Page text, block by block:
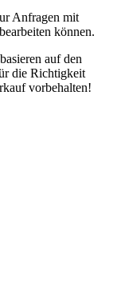
Anfragen mit
können.
auf den
die Richtigkeit
vorbehalten!